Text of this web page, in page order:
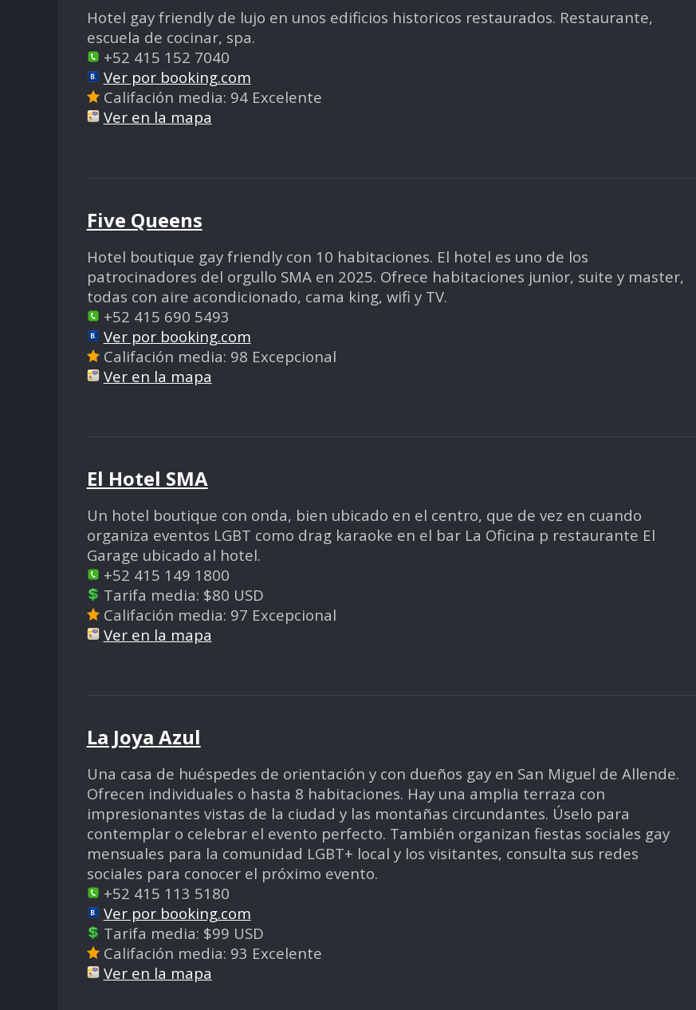
Hotel gay friendly de lujo en unos edificios historicos restaurados. Restaurante,
escuela de cocinar, spa.
+52 415 152 7040
Ver por booking.com
Califación media: 94 Excelente
Ver en la mapa
Five Queens
Hotel boutique gay friendly con 10 habitaciones. El hotel es uno de los
patrocinadores del orgullo SMA en 2025. Ofrece habitaciones junior, suite y master,
todas con aire acondicionado, cama king, wifi y TV.
+52 415 690 5493
Ver por booking.com
Califación media: 98 Excepcional
Ver en la mapa
El Hotel SMA
Un hotel boutique con onda, bien ubicado en el centro, que de vez en cuando
organiza eventos LGBT como drag karaoke en el bar La Oficina p restaurante El
Garage ubicado al hotel.
+52 415 149 1800
Tarifa media: $80 USD
Califación media: 97 Excepcional
Ver en la mapa
La Joya Azul
Una casa de huéspedes de orientación y con dueños gay en San Miguel de Allende.
Ofrecen individuales o hasta 8 habitaciones. Hay una amplia terraza con
impresionantes vistas de la ciudad y las montañas circundantes. Úselo para
contemplar o celebrar el evento perfecto. También organizan fiestas sociales gay
mensuales para la comunidad LGBT+ local y los visitantes, consulta sus redes
sociales para conocer el próximo evento.
+52 415 113 5180
Ver por booking.com
Tarifa media: $99 USD
Califación media: 93 Excelente
Ver en la mapa